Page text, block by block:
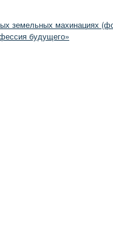
земельных махинациях
будущего»